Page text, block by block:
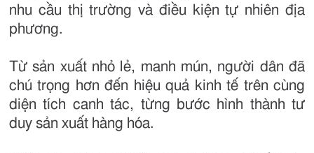
nhu cầu thị trường và điều kiện tự nhiên địa
phương.
Từ sản xuất nhỏ lẻ, manh mún, người dân đã
chú trọng hơn đến hiệu quả kinh tế trên cùng
diện tích canh tác, từng bước hình thành tư
duy sản xuất hàng hóa.